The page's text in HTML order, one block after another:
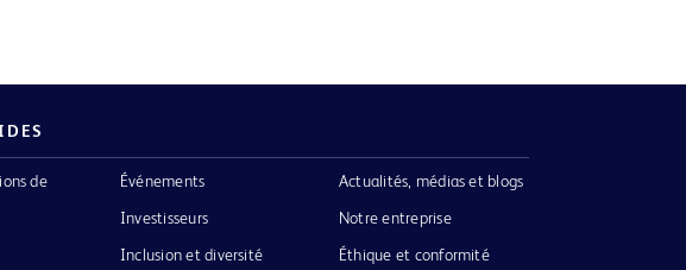
de
Événements
Investisseurs
Inclusion et diversité
Actualités, médias et blogs
Notre entreprise
Éthique et conformité